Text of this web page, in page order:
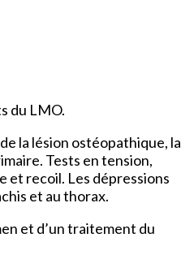
du LMO.
la lésion ostéopathique, la
Tests en tension,
et recoil. Les dépressions
et au thorax.
et d’un traitement du